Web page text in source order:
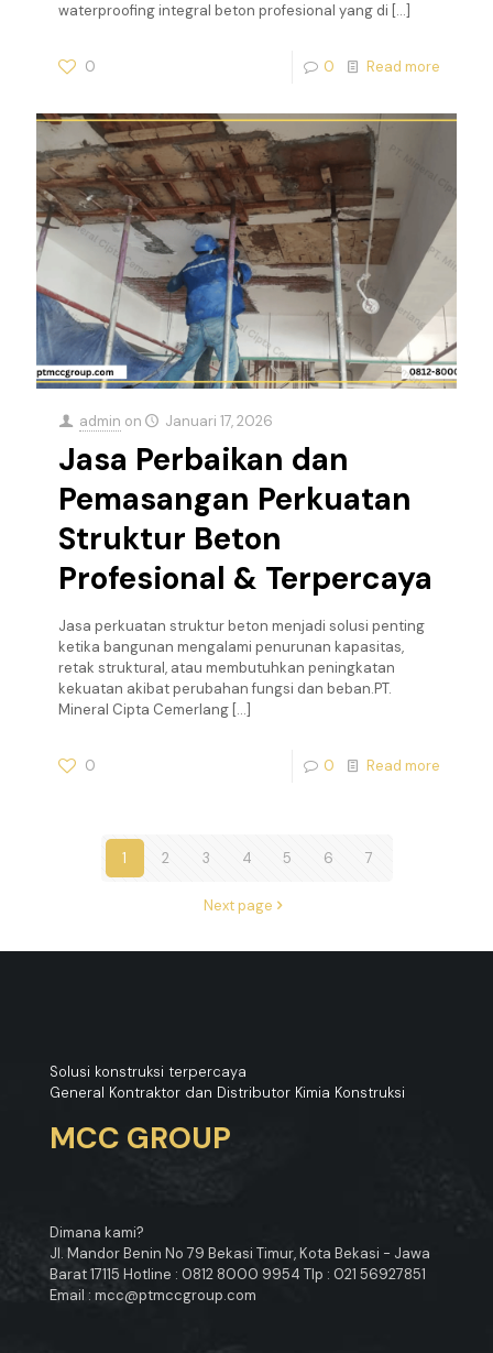
waterproofing integral beton profesional yang di […]
0 0 Read more
admin on Januari 17, 2026
Jasa Perbaikan dan
Pemasangan Perkuatan
Struktur Beton
Profesional & Terpercaya
Jasa perkuatan struktur beton menjadi solusi penting
ketika bangunan mengalami penurunan kapasitas,
retak struktural, atau membutuhkan peningkatan
kekuatan akibat perubahan fungsi dan beban.PT.
Mineral Cipta Cemerlang […]
0 0 Read more
1 2 3 4 5 6 7
Next page
Solusi konstruksi terpercaya
General Kontraktor dan Distributor Kimia Konstruksi
MCC GROUP
Dimana kami?
Jl. Mandor Benin No 79 Bekasi Timur, Kota Bekasi - Jawa
Barat 17115 Hotline : 0812 8000 9954 Tlp : 021 56927851
Email : mcc@ptmccgroup.com